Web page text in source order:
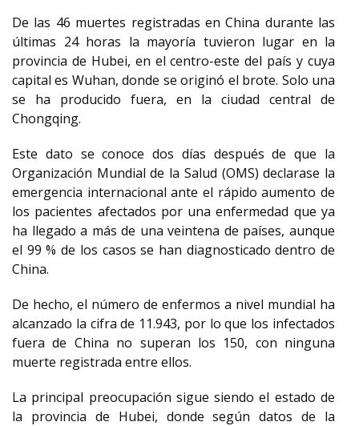
De las 46 muertes registradas en China durante las
últimas 24 horas la mayoría tuvieron lugar en la
provincia de Hubei, en el centro-este del país y cuya
capital es Wuhan, donde se originó el brote. Solo una
se ha producido fuera, en la ciudad central de
Chongqing.
Este dato se conoce dos días después de que la
Organización Mundial de la Salud (OMS) declarase la
emergencia internacional ante el rápido aumento de
los pacientes afectados por una enfermedad que ya
ha llegado a más de una veintena de países, aunque
el 99 % de los casos se han diagnosticado dentro de
China.
De hecho, el número de enfermos a nivel mundial ha
alcanzado la cifra de 11.943, por lo que los infectados
fuera de China no superan los 150, con ninguna
muerte registrada entre ellos.
La principal preocupación sigue siendo el estado de
la provincia de Hubei, donde según datos de la